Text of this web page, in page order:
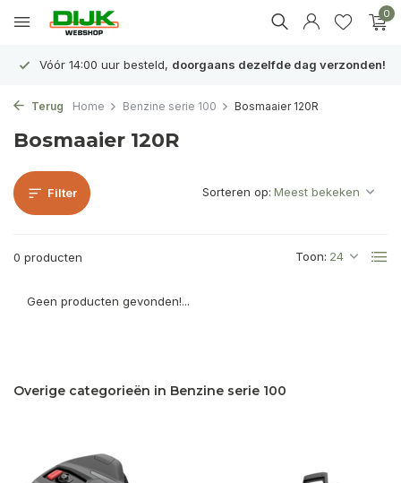
0
Vóór 14:00 uur besteld, doorgaans dezelfde dag verzonden!
Terug Home Benzine serie 100 Bosmaaier 120R
Bosmaaier 120R
Filter
0 producten Toon:
Sorteren op:
Geen producten gevonden!...
Overige categorieën in Benzine serie 100